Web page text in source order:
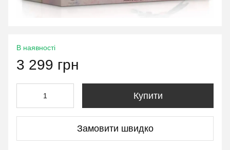
В наявності
3 299 грн
Купити
Замовити швидко